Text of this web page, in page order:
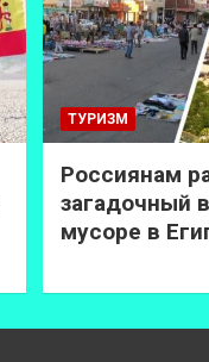
ТУРИЗМ
Россиянам
загадочный
мусоре в